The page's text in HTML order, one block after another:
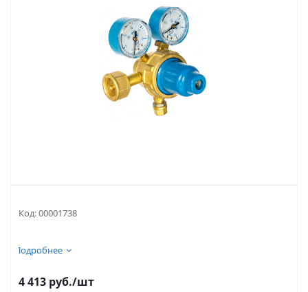
Код:00001738
Подробнее
4 413 руб./шт